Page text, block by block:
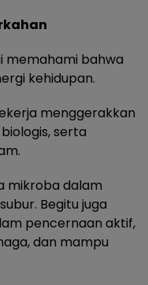
memahami bahwa
kehidupan.
menggerakkan
serta
mikroba dalam
Begitu juga
pencernaan aktif,
dan mampu